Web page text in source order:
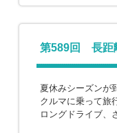
第589回 長距
夏休みシーズンが
クルマに乗って旅
ロングドライブ、